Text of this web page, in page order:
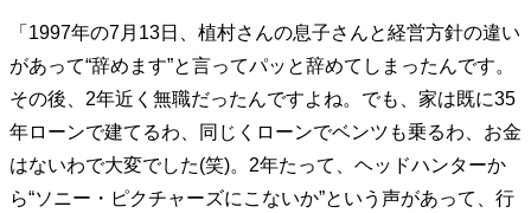
移住という選択
熱狂できるもの
一生モノの愛用品
私を彩るエッセンス
60代のネクストステージ
70代のグランドデザイン
「1997年の7月13日、植村さんの息子さんと経営方針の違い
があって“辞めます”と言ってパッと辞めてしまったんです。
その後、2年近く無職だったんですよね。でも、家は既に35
年ローンで建てるわ、同じくローンでベンツも乗るわ、お金
はないわで大変でした(笑)。2年たって、ヘッドハンターか
ら“ソニー・ピクチャーズにこないか”という声があって、行